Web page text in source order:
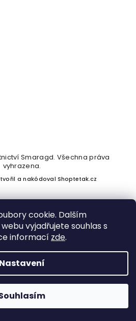
cookie. Dalším
vyjadřujete souhlas s
informací zde.
Nastavení
Shoptet
Smaragd. Všechna práva
vyhrazena.
a nakódovalShoptetak.cz
tržeb je prodávající povinen vystavit
je povinen zaevidovat přijatou
v případě technického výpadku
do 48 hodin.